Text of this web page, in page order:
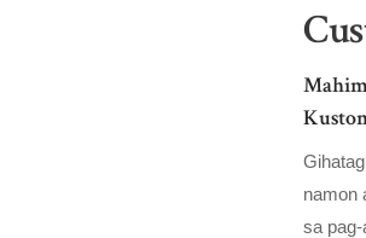
namon
sa